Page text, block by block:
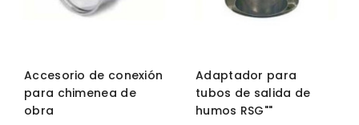
Accesorio de conexión
para chimenea de
obra
Adaptador para
tubos de salida de
humos RSG""